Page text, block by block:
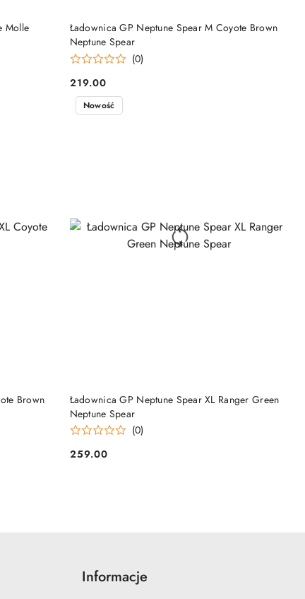
Molle
Ładownica GP Neptune Spear M Coyote Brown
Neptune Spear
(0)
Cena:
219.00
DO KOSZYKA
Brown
Ładownica GP Neptune Spear XL Ranger Green
Neptune Spear
(0)
Cena:
259.00
Nowość
DO KOSZYKA
Informacje